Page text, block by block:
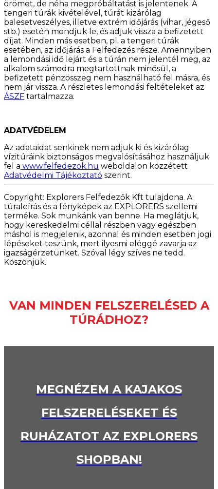
örömet, de néha megpróbáltatást is jelentenek. A
tengeri túrák kivételével, túrát kizárólag
balesetveszélyes, illetve extrém időjárás (vihar, jégeső
stb.) esetén mondjuk le, és adjuk vissza a befizetett
díjat. Minden más esetben, pl. a tengeri túrák
esetében, az időjárás a Felfedezés része. Amennyiben
a lemondási idő lejárt és a túrán nem jelentél meg, az
alkalom számodra megtartottnak minősül, a
befizetett pénzösszeg nem használható fel másra, és
nem jár vissza. A részletes lemondási feltételeket az
ÁSZF tartalmazza.
ADATVÉDELEM
Az adataidat senkinek nem adjuk ki és kizárólag
vízitúráink biztonságos megvalósításához használjuk
fel a www.felfedezok.hu weboldalon közzétett
Adatvédelmi Tájékoztató szerint.
Copyright: Explorers Felfedezők Kft tulajdona. A
túraleírás és a fényképek az EXPLORERS szellemi
terméke. Sok munkánk van benne. Ha meglátjuk,
hogy kereskedelmi céllal részben vagy egészben
máshol is megjelenik, azonnal és minden esetben jogi
lépéseket teszünk, mert ilyesmi eléggé zavarja az
igazságérzetünket. Szóval légy szíves ne tedd.
Köszönjük.
VAN MINDEN FELSZERELÉSED A
TÚRÁDHOZ?
MEGNÉZEM A KAJAKOS
FELSZERELÉSEKET ÉS
RUHÁZATOT AZ EXPLORERS
SHOPBAN!